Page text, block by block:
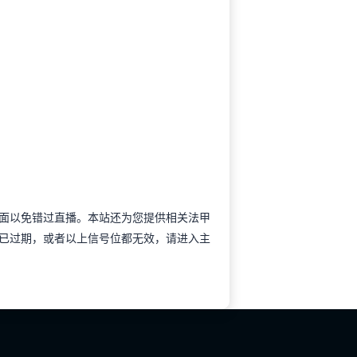
以免错过直播。本站还为您提供相关法甲
过期，或者以上信号位都无效，请进入主